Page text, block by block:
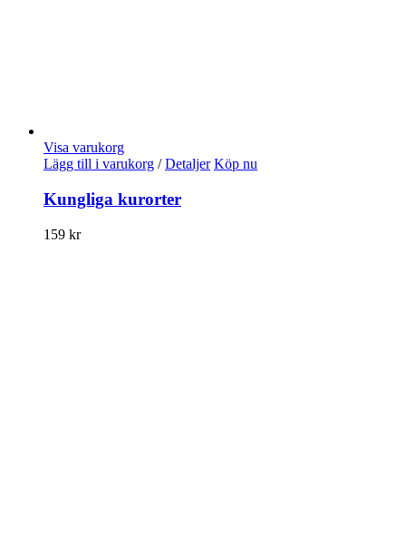
Visa varukorg
Lägg till i varukorg / Detaljer Köp nu
Kungliga kurorter
159 kr